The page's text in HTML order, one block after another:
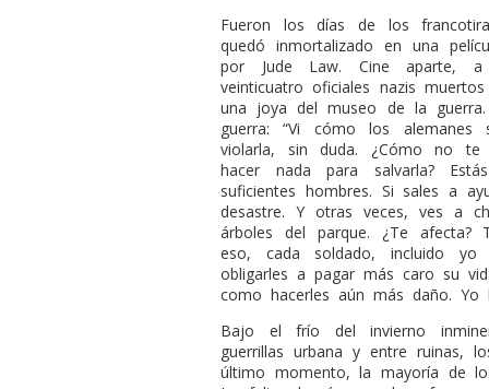
Fueron los días de los
quedó inmortalizado en una
por Jude Law. Cine aparte,
veinticuatro oficiales nazis
una joya del museo de la
guerra: “Vi cómo los
violarla, sin duda. ¿Cómo no
hacer nada para salvarla?
suficientes hombres. Si sales a
desastre. Y otras veces, ves a
árboles del parque. ¿Te afecta?
eso, cada soldado, incluido yo
obligarles a pagar más caro su
como hacerles aún más daño. Yo
Bajo el frío del invierno
guerrillas urbana y entre ruinas,
último momento, la mayoría de